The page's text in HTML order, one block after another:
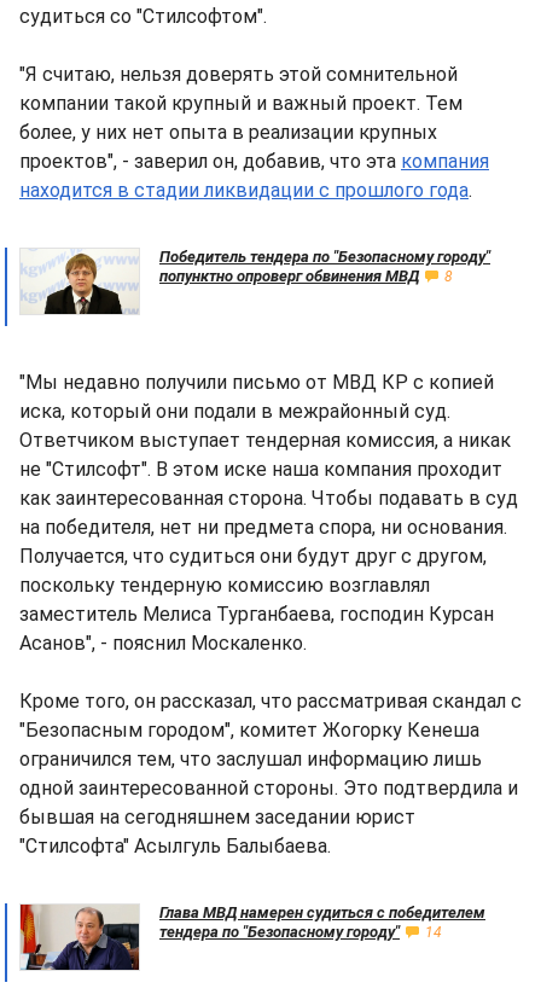
судиться со "Стилсофтом".
"Я считаю, нельзя доверять этой сомнительной
компании такой крупный и важный проект. Тем
более, у них нет опыта в реализации крупных
проектов", - заверил он, добавив, что эта компания
находится в стадии ликвидации с прошлого года.
Победитель тендера по "Безопасному городу"
попунктно опроверг обвинения МВД
8
"Мы недавно получили письмо от МВД КР с копией
иска, который они подали в межрайонный суд.
Ответчиком выступает тендерная комиссия, а никак
не "Стилсофт". В этом иске наша компания проходит
как заинтересованная сторона. Чтобы подавать в суд
на победителя, нет ни предмета спора, ни основания.
Получается, что судиться они будут друг с другом,
поскольку тендерную комиссию возглавлял
заместитель Мелиса Турганбаева, господин Курсан
Асанов", - пояснил Москаленко.
Кроме того, он рассказал, что рассматривая скандал с
"Безопасным городом", комитет Жогорку Кенеша
ограничился тем, что заслушал информацию лишь
одной заинтересованной стороны. Это подтвердила и
бывшая на сегодняшнем заседании юрист
"Стилсофта" Асылгуль Балыбаева.
Глава МВД намерен судиться с победителем
тендера по "Безопасному городу"
14